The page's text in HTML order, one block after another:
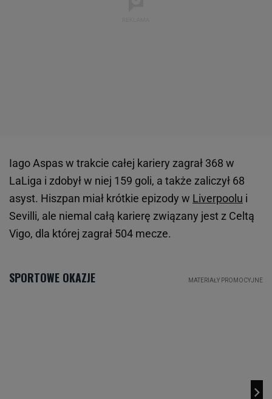
Iago Aspas w trakcie całej kariery zagrał 368 w
LaLiga i zdobył w niej 159 goli, a także zaliczył 68
asyst. Hiszpan miał krótkie epizody w Liverpoolu i
Sevilli, ale niemal całą karierę związany jest z Celtą
Vigo, dla której zagrał 504 mecze.